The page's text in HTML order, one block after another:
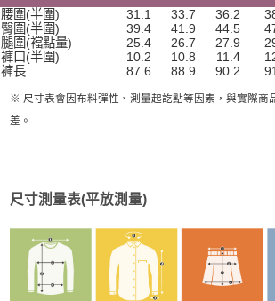
腰圍(半圍)
31.1 33.7 36.2
臀圍(半圍)
39.4 41.9 44.5
腿圍(襠點量)
25.4 26.7 27.9
褲口(半圍)
10.2 10.8 11.4
褲長
87.6 88.9 90.2
※ 尺寸表會因布料彈性、測量起訖點等因素，與實際商
差。
尺寸測量表(平放測量)